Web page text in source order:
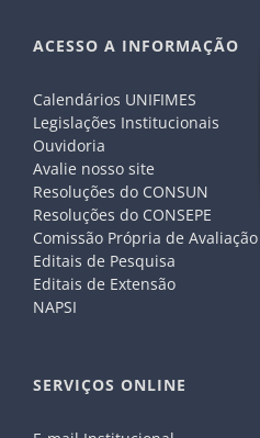
ACESSO A INFORMAÇÃO
Calendários UNIFIMES
Legislações Institucionais
Ouvidoria
Avalie nosso site
Resoluções do CONSUN
Resoluções do CONSEPE
Comissão Própria de Avaliação
Editais de Pesquisa
Editais de Extensão
NAPSI
SERVIÇOS ONLINE